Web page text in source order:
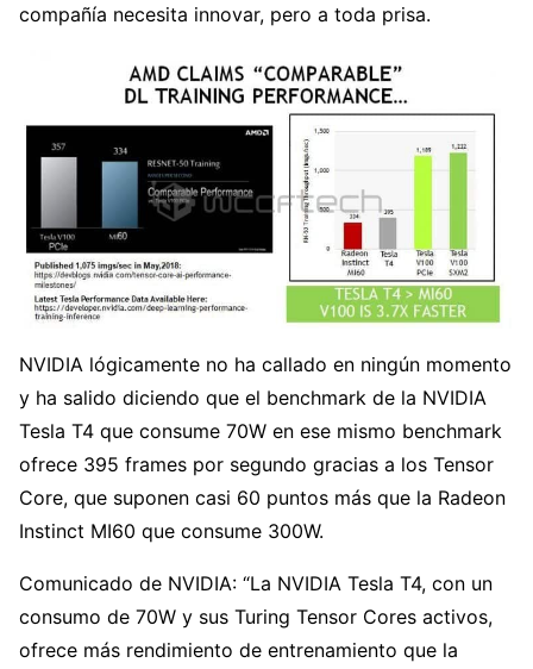
compañía necesita innovar, pero a toda prisa.
NVIDIA lógicamente no ha callado en ningún momento
y ha salido diciendo que el benchmark de la NVIDIA
Tesla T4 que consume 70W en ese mismo benchmark
ofrece 395 frames por segundo gracias a los Tensor
Core, que suponen casi 60 puntos más que la Radeon
Instinct MI60 que consume 300W.
Comunicado de NVIDIA: “La NVIDIA Tesla T4, con un
consumo de 70W y sus Turing Tensor Cores activos,
ofrece más rendimiento de entrenamiento que la